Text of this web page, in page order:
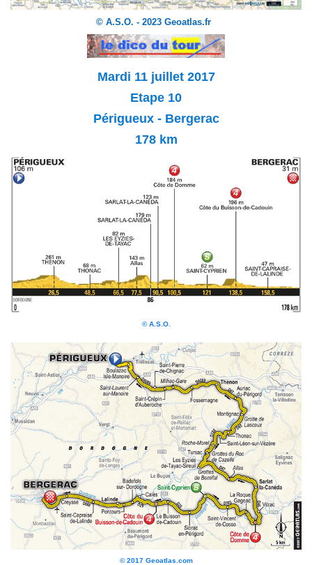
© A.S.O. - 2023 Geoatlas.fr
Mardi 11 juillet 2017
Etape 10
Périgueux - Bergerac
178 km
© A.S.O.
© 2017 Geoatlas.com